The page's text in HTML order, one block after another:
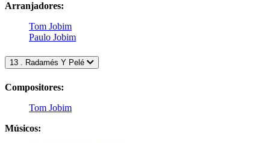
Arranjadores:
Tom Jobim
Paulo Jobim
13 . Radamés Y Pelé
Compositores:
Tom Jobim
Músicos: